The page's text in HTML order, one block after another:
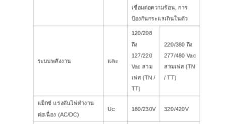
เชื่อมต่อความร้อน, การ
ป้องกันกระแสเกินในตัว
ระบบพลังงาน และ
120/208
ถึง
127/220
Vac สาม
เฟส (TN /
TT)
220/380 ถึง
277/480 Vac
สามเฟส (TN
/ TT)
แม็กซ์ แรงดันไฟทำงาน
ต่อเนื่อง (AC/DC)
Uc 180/230V 320/420V